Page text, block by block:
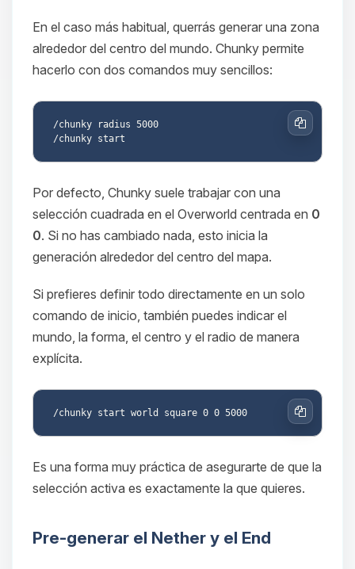
En el caso más habitual, querrás generar una zona
alrededor del centro del mundo. Chunky permite
hacerlo con dos comandos muy sencillos:
/chunky radius 5000
Copiar
Por defecto, Chunky suele trabajar con una
selección cuadrada en el Overworld centrada en 0
0. Si no has cambiado nada, esto inicia la
generación alrededor del centro del mapa.
Si prefieres definir todo directamente en un solo
comando de inicio, también puedes indicar el
mundo, la forma, el centro y el radio de manera
explícita.
Copiar
Es una forma muy práctica de asegurarte de que la
selección activa es exactamente la que quieres.
Pre-generar el Nether y el End